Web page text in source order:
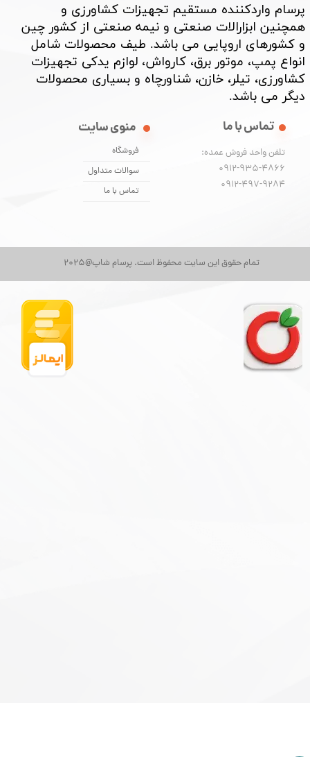
تمام حقوق این سایت محفوظ است. پرسام شاپ@2025
پرسام واردکننده مستقیم تجهیزات کشاورزی و
همچنین ابزارالات صنعتی و نیمه صنعتی از کشور چین
و کشورهای اروپایی می باشد. طیف محصولات شامل
انواع پمپ، موتور برق، کارواش، لوازم یدکی تجهیزات
کشاورزی، تیلر، خازن، شناورچاه و بسیاری محصولات
دیگر می باشد. ​​​​​​​
منوی سایت
فروشگاه
سوالات متداول
تماس با ما
تماس با ما
تلفن واحد فروش عمده:
0912-935-4866
​​​​​​​0912-497-9284